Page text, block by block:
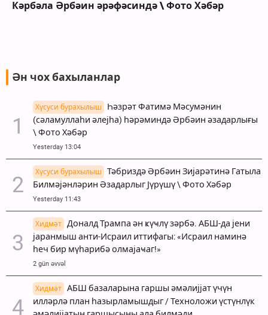
Кәрбәла Әрбәин әрәфәсиндә \ Фото Хәбәр
Ән чох бахыланлар
Хүсуси бурахылыш
Һәзрәт Фатимә Мәсумәнин
(сәламуллаһи әлејһа) һәрәминдә Әрбәин әзадарлығы
\ Фото Хәбәр
Yesterday 13:04
Хүсуси бурахылыш
Тәбриздә Әрбәин Зијарәтинә Гатыла
Билмәјәнләрин Әзадарлыг Јүрүшү \ Фото Хәбәр
Yesterday 11:43
Хидмәт
Доналд Трампа ән ҝүҹлү зәрбә. АБШ-да јени
јаранмыш анти-Исраил иттифагы: «Исраил наминә
һеч бир мүһарибә олмајаҹаг!»
2 gün əvvəl
Хидмәт
АБШ базаларына гаршы әмәлијјат үчүн
илләрлә план һазырламышдыг / Техноложи үстүнлүк